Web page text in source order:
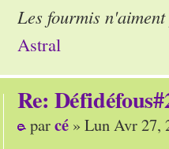
Les fourmis
Astral
Re:
parcé » Lun Avr 27,